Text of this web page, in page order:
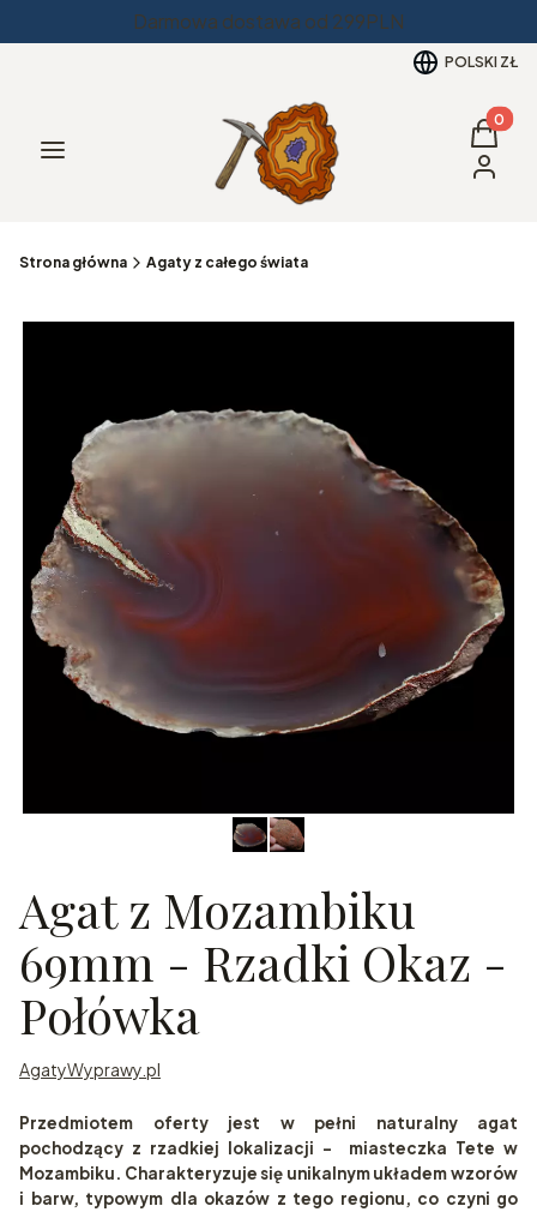
Darmowa dostawa od 299PLN
POLSKI ZŁ
Menu
Koszyk
Strona główna Agaty z całego świata
Agat z Mozambiku
69mm - Rzadki Okaz -
Połówka
AgatyWyprawy.pl
Przedmiotem oferty jest w pełni naturalny agat
pochodzący z rzadkiej lokalizacji - miasteczka Tete w
Mozambiku. Charakteryzuje się unikalnym układem wzorów
i barw, typowym dla okazów z tego regionu, co czyni go